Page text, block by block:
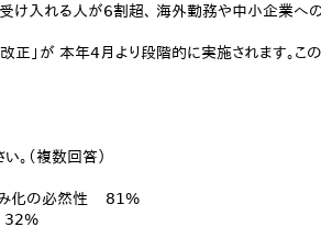
け入れる人が6割超、 海外勤務や中小企業へ
正」が 本年4月より段階的に実施されます。こ
。（複数回答）
化の必然性 81%
32%